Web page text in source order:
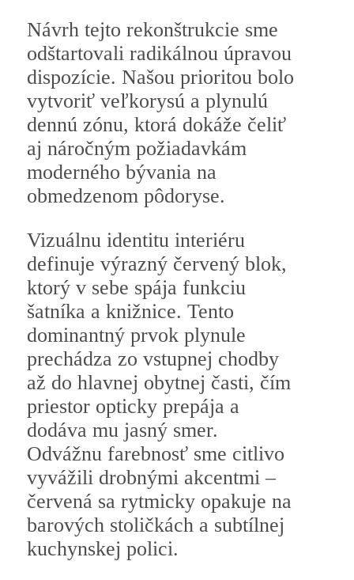
Návrh tejto rekonštrukcie sme
odštartovali radikálnou úpravou
dispozície. Našou prioritou bolo
vytvoriť veľkorysú a plynulú
dennú zónu, ktorá dokáže čeliť
aj náročným požiadavkám
moderného bývania na
obmedzenom pôdoryse.
Vizuálnu identitu interiéru
definuje výrazný červený blok,
ktorý v sebe spája funkciu
šatníka a knižnice. Tento
dominantný prvok plynule
prechádza zo vstupnej chodby
až do hlavnej obytnej časti, čím
priestor opticky prepája a
dodáva mu jasný smer.
Odvážnu farebnosť sme citlivo
vyvážili drobnými akcentmi –
červená sa rytmicky opakuje na
barových stoličkách a subtílnej
kuchynskej polici.